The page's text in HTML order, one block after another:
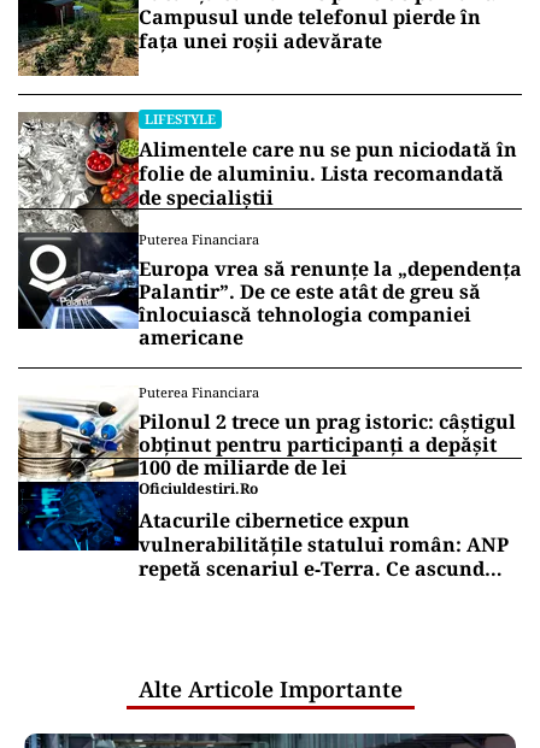
Campusul unde telefonul pierde în
fața unei roșii adevărate
LIFESTYLE
Alimentele care nu se pun niciodată în
folie de aluminiu. Lista recomandată
de specialiștii
Puterea Financiara
Europa vrea să renunțe la „dependența
Palantir”. De ce este atât de greu să
înlocuiască tehnologia companiei
americane
Puterea Financiara
Pilonul 2 trece un prag istoric: câștigul
obținut pentru participanți a depășit
100 de miliarde de lei
Oficiuldestiri.ro
Atacurile cibernetice expun
vulnerabilitățile statului român: ANP
repetă scenariul e‑Terra. Ce ascund
Alte Articole Importante